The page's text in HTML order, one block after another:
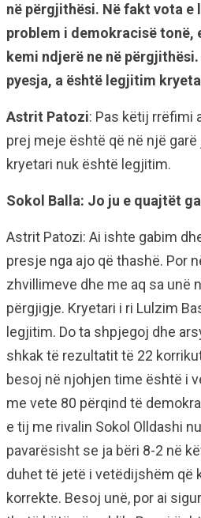
në përgjithësi. Në fakt vota e
problem i demokracisë tonë,
kemi ndjerë ne në
pyesja, a është legjitim
Astrit Patozi: Pas këtij rrëfimi
prej meje është që në një
kryetari nuk është legjitim.
Sokol Balla: Jo ju e quajtët
Astrit Patozi: Ai ishte gabim
presje nga ajo që thashë. Por
zhvillimeve dhe me aq sa unë
përgjigje. Kryetari i ri Lulzim
legjitim. Do ta shpjegoj dhe
shkak të rezultatit të 22
besoj në njohjen time është i
me vete 80 përqind të
e tij me rivalin Sokol Olldashi
pavarësisht se ja bëri 8-2 në
duhet të jetë i vetëdijshëm që
korrekte. Besoj unë, por ai